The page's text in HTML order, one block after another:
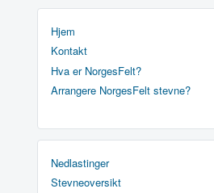
Hjem
Kontakt
Hva er NorgesFelt?
Arrangere NorgesFelt stevne?
Nedlastinger
Stevneoversikt